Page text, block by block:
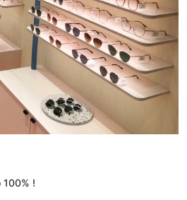
100% !